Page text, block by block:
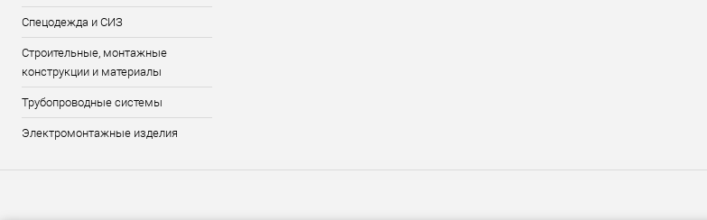
Спецодежда и СИЗ
Строительные, монтажные
конструкции и материалы
Трубопроводные системы
Электромонтажные изделия